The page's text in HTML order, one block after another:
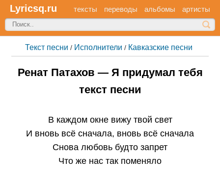
Lyricsq.ru тексты переводы альбомы артисты
Текст песни / Исполнители / Кавказские песни
Ренат Патахов — Я придумал тебя
текст песни
В каждом окне вижу твой свет
И вновь всё сначала, вновь всё сначала
Снова любовь будто запрет
Что же нас так поменяло